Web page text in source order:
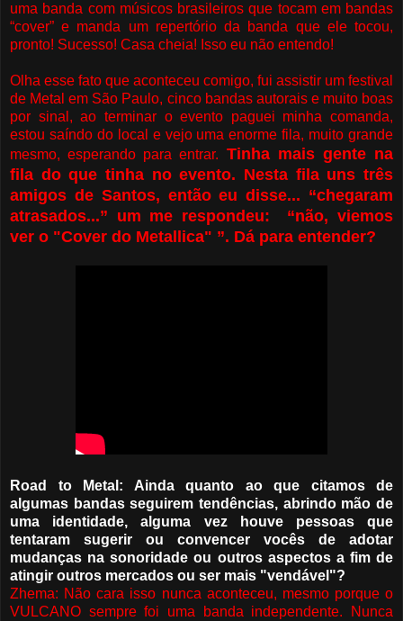
uma banda com músicos brasileiros que tocam em bandas
“cover” e manda um repertório da banda que ele tocou,
pronto! Sucesso! Casa cheia! Isso eu não entendo!
Olha esse fato que aconteceu comigo, fui assistir um festival
de Metal em São Paulo, cinco bandas autorais e muito boas
por sinal, ao terminar o evento paguei minha comanda,
estou saíndo do local e vejo uma enorme fila, muito grande
mesmo, esperando para entrar. Tinha mais gente na
fila do que tinha no evento. Nesta fila uns três
amigos de Santos, então eu disse... “chegaram
atrasados...” um me respondeu: “não, viemos
ver o "Cover do Metallica" ”. Dá para entender?
Road to Metal: Ainda quanto ao que citamos de
algumas bandas seguirem tendências, abrindo mão de
uma identidade, alguma vez houve pessoas que
tentaram sugerir ou convencer vocês de adotar
mudanças na sonoridade ou outros aspectos a fim de
atingir outros mercados ou ser mais "vendável"?
Zhema: Não cara isso nunca aconteceu, mesmo porque o
VULCANO sempre foi uma banda independente. Nunca